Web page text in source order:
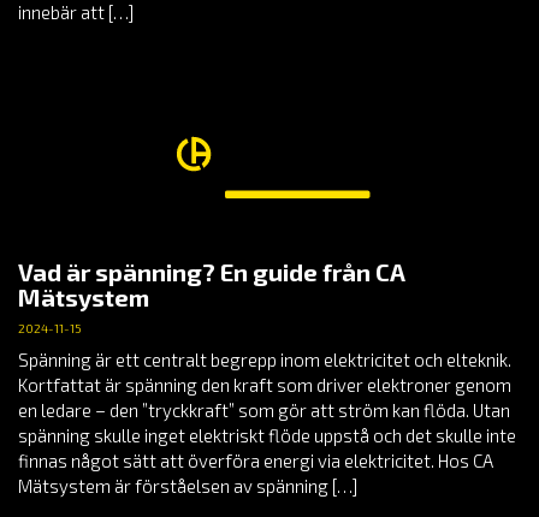
innebär att […]
Vad är spänning? En guide från CA
Mätsystem
2024-11-15
Spänning är ett centralt begrepp inom elektricitet och elteknik.
Kortfattat är spänning den kraft som driver elektroner genom
en ledare – den ”tryckkraft” som gör att ström kan flöda. Utan
spänning skulle inget elektriskt flöde uppstå och det skulle inte
finnas något sätt att överföra energi via elektricitet. Hos CA
Mätsystem är förståelsen av spänning […]